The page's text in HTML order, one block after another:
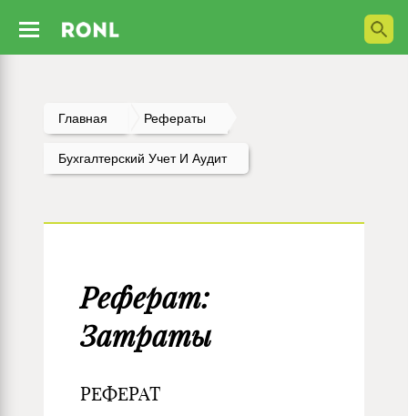
Главная Рефераты
Бухгалтерский Учет И Аудит
Реферат:
Затраты
РЕФЕРАТ